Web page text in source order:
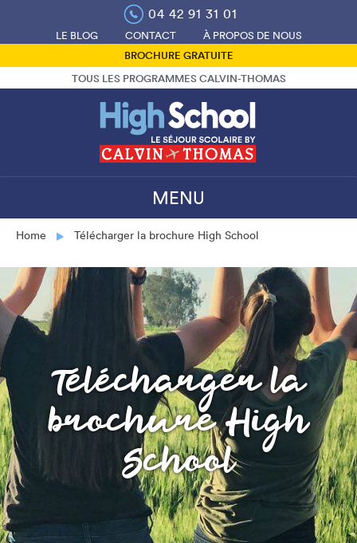
content
04 42 91 31 01
LE BLOG CONTACT
À PROPOS DE NOUS
BROCHURE GRATUITE
TOUS LES PROGRAMMES CALVIN-THOMAS
MENU
Home Télécharger la brochure High School
Télécharger la
brochure High
School